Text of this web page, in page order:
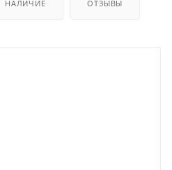
НАЛИЧИЕ ОТЗЫВЫ